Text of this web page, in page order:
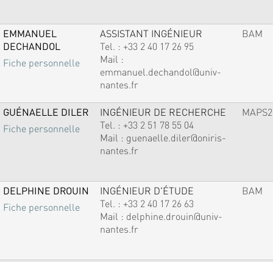
EMMANUEL
DECHANDOL
Fiche personnelle
ASSISTANT INGÉNIEUR
Tel. : +33 2 40 17 26 95
Mail :
emmanuel.dechandol@univ-
nantes.fr
BAM
GUÉNAELLE DILER
Fiche personnelle
INGÉNIEUR DE RECHERCHE
Tel. : +33 2 51 78 55 04
Mail : guenaelle.diler@oniris-
nantes.fr
MAPS2
DELPHINE DROUIN
Fiche personnelle
INGÉNIEUR D'ÉTUDE
Tel. : +33 2 40 17 26 63
Mail : delphine.drouin@univ-
nantes.fr
BAM